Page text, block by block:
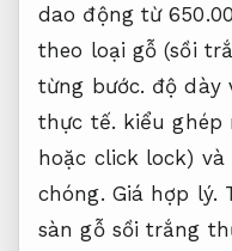
dao động từ
theo loại gỗ (sồi
từng bước. độ dày
thực tế. kiểu ghép
hoặc click lock)
chóng. Giá hợp lý.
sàn gỗ sồi trắng